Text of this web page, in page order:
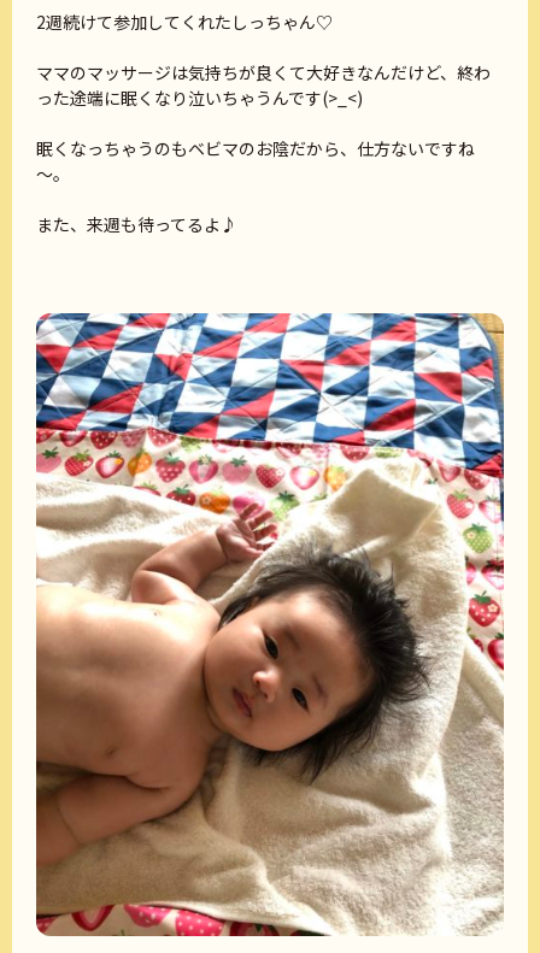
2週続けて参加してくれたしっちゃん♡
ママのマッサージは気持ちが良くて大好きなんだけど、終わ
った途端に眠くなり泣いちゃうんです(>_<)
眠くなっちゃうのもベビマのお陰だから、仕方ないですね
～。
また、来週も待ってるよ♪